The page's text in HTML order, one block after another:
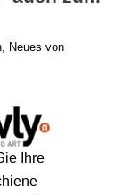
, Neues von
Ihre